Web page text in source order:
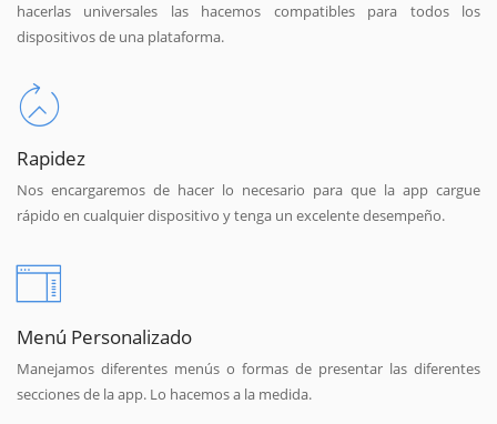
hacerlas universales las hacemos compatibles para todos los
dispositivos de una plataforma.
Rapidez
Nos encargaremos de hacer lo necesario para que la app cargue
rápido en cualquier dispositivo y tenga un excelente desempeño.
Menú Personalizado
Manejamos diferentes menús o formas de presentar las diferentes
secciones de la app. Lo hacemos a la medida.